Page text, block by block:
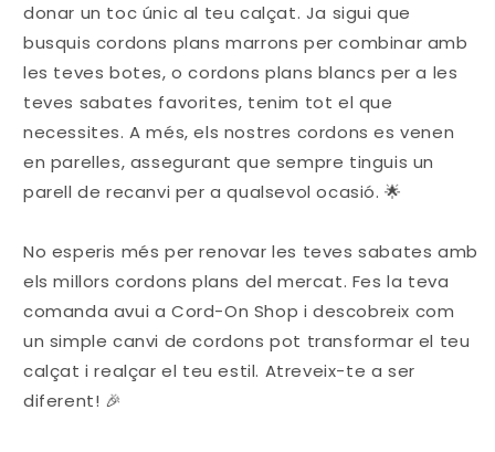
donar un toc únic al teu calçat. Ja sigui que
busquis cordons plans marrons per combinar amb
les teves botes, o cordons plans blancs per a les
teves sabates favorites, tenim tot el que
necessites. A més, els nostres cordons es venen
en parelles, assegurant que sempre tinguis un
parell de recanvi per a qualsevol ocasió. 🌟
No esperis més per renovar les teves sabates amb
els millors cordons plans del mercat. Fes la teva
comanda avui a Cord-On Shop i descobreix com
un simple canvi de cordons pot transformar el teu
calçat i realçar el teu estil. Atreveix-te a ser
diferent! 🎉